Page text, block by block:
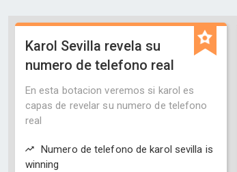
Karol Sevilla revela su
numero de telefono real
En esta botacion veremos si karol es
capas de revelar su numero de telefono
real
Numero de telefono de karol sevilla is
winning